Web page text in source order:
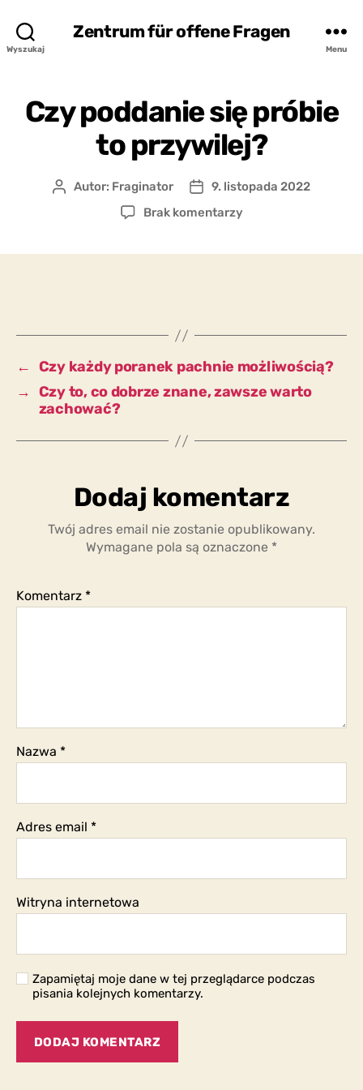
Wyszukaj
Zentrum für offene Fragen
Menu
Czy poddanie się próbie
to przywilej?
AutorAutor: Fraginator
Data
wpisu
9. listopada 2022
Brak komentarzydo
← Czy każdy poranek pachnie możliwością?
→ Czy to, co dobrze znane, zawsze warto
zachować?
Dodaj komentarz
Twój adres email nie zostanie opublikowany.
Wymagane pola są oznaczone *
Komentarz *
Nazwa *
Adres email *
Witryna internetowa
Zapamiętaj moje dane w tej przeglądarce podczas
pisania kolejnych komentarzy.